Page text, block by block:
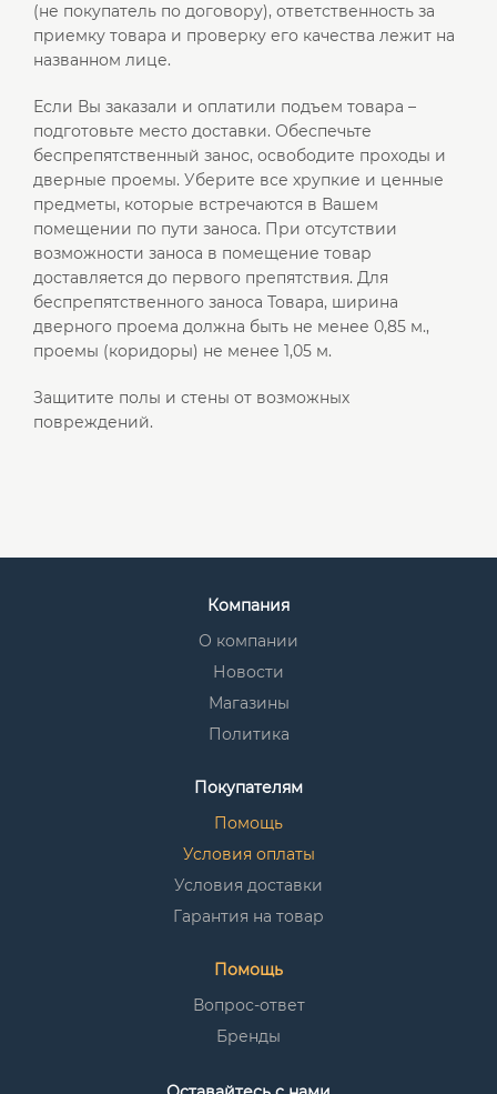
(не покупатель по договору), ответственность за
приемку товара и проверку его качества лежит на
названном лице.
Если Вы заказали и оплатили подъем товара –
подготовьте место доставки. Обеспечьте
беспрепятственный занос, освободите проходы и
дверные проемы. Уберите все хрупкие и ценные
предметы, которые встречаются в Вашем
помещении по пути заноса. При отсутствии
возможности заноса в помещение товар
доставляется до первого препятствия. Для
беспрепятственного заноса Товара, ширина
дверного проема должна быть не менее 0,85 м.,
проемы (коридоры) не менее 1,05 м.
Защитите полы и стены от возможных
повреждений.
Компания
О компании
Новости
Магазины
Политика
Покупателям
Помощь
Условия оплаты
Условия доставки
Гарантия на товар
Помощь
Вопрос-ответ
Бренды